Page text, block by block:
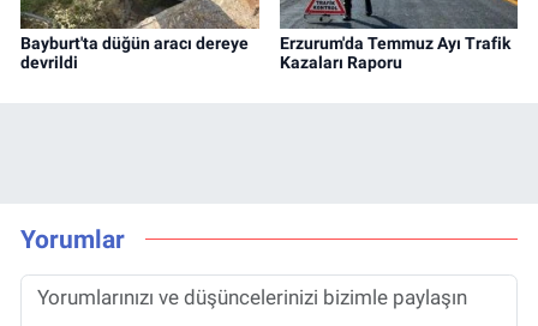
Bayburt'ta düğün aracı dereye
devrildi
Erzurum'da Temmuz Ayı Trafik
Kazaları Raporu
Yorumlar